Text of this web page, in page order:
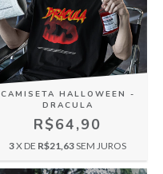
CAMISETA HALLOWEEN -
DRACULA
R$64,90
3X DE R$21,63SEM JUROS